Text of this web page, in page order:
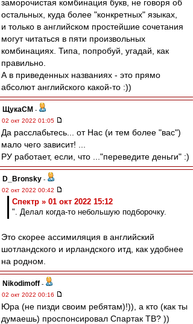
заморочистая комбинация букв, не говоря об
остальных, куда более "конкретных" языках,
и только в английском простейшие сочетания
могут читаться в пяти произвольных
комбинациях. Типа, попробуй, угадай, как
правильно.
А в приведенных названиях - это прямо
абсолют английского какой-то :))
ЩукаСМ -
02 окт 2022 01:05
Да расслабьтесь... от Нас (и тем более "вас")
мало чего зависит! ...
РУ работает, если, что ..."переведите деньги" :)
D_Bronsky -
02 окт 2022 00:42
Спектр » 01 окт 2022 15:12
". Делал когда-то небольшую подборочку.
Это скорее ассимиляция в английский
шотландского и ирландского итд, как удобнее
на родном.
Nikodimoff -
02 окт 2022 00:16
Юра (не пизди своим ребятам)!)), а кто (как ты
думаешь) проспонсировал Спартак ТВ? ))